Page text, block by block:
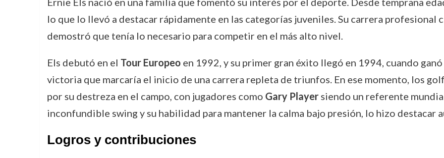
lo que lo llevó a destacar rápidamente en las categorías juveniles. Su carrera profesional
demostró que tenía lo necesario para competir en el más alto nivel.
Els debutó en el Tour Europeo en 1992, y su primer gran éxito llegó en 1994, cuando
victoria que marcaría el inicio de una carrera repleta de triunfos. En ese momento, los
por su destreza en el campo, con jugadores como Gary Playersiendo un referente
inconfundible swing y su habilidad para mantener la calma bajo presión, lo hizo destacar
Logros y contribuciones